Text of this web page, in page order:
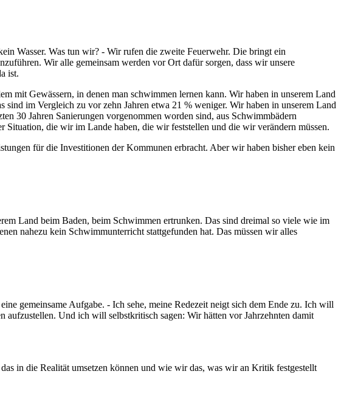
Wasser. Was tun wir? - Wir rufen die zweite Feuerwehr. Die bringt ein
Wir alle gemeinsam werden vor Ort dafür sorgen, dass wir unsere
ist.
mit Gewässern, in denen man schwimmen lernen kann. Wir haben in unserem Land
im Vergleich zu vor zehn Jahren etwa 21 % weniger. Wir haben in unserem Land
30 Jahren Sanierungen vorgenommen worden sind, aus Schwimmbädern
Situation, die wir im Lande haben, die wir feststellen und die wir verändern müssen.
für die Investitionen der Kommunen erbracht. Aber wir haben bisher eben kein
Land beim Baden, beim Schwimmen ertrunken. Das sind dreimal so viele wie im
nahezu kein Schwimmunterricht stattgefunden hat. Das müssen wir alles
gemeinsame Aufgabe. - Ich sehe, meine Redezeit neigt sich dem Ende zu. Ich will
Und ich will selbstkritisch sagen: Wir hätten vor Jahrzehnten damit
in die Realität umsetzen können und wie wir das, was wir an Kritik festgestellt